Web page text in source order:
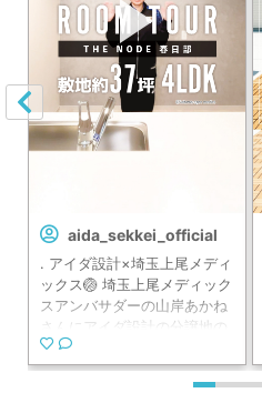
aida_sekkei_official
. アイダ設計×埼玉上尾メディ
ックス🏐 埼玉上尾メディック
スアンバサダーの山岸あかね
さんにアイダ設計の分譲地の
ルームツアーに出演頂きまし
た✨ ■物件について THE NO